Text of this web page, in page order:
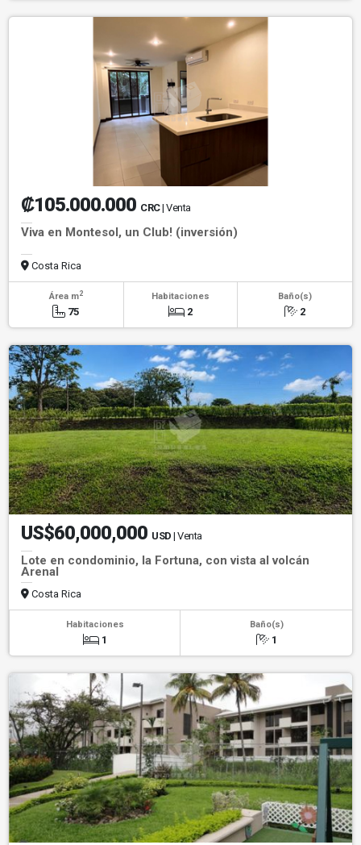
₡105.000.000 CRC| Venta
Viva en Montesol, un Club! (inversión)
Costa Rica
Área m2
75
Habitaciones
2
Baño(s)
2
US$60,000,000 USD | Venta
Lote en condominio, la Fortuna, con vista al volcán
Arenal
Costa Rica
Habitaciones
1
Baño(s)
1